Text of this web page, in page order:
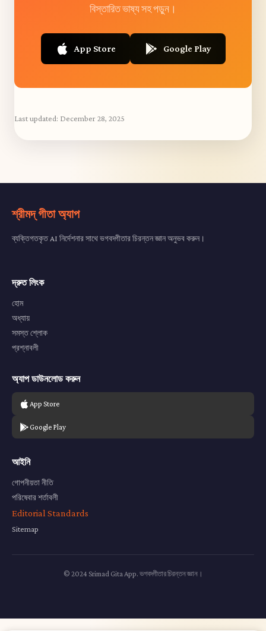
বিস্তারিত ভাষ্য সহ পড়ুন।
App Store Google Play
Last updated: December 28, 2025
শ্রীমদ্ গীতা অ্যাপ
ব্যক্তিগতকৃত AI নির্দেশনার সাথে ভগবদ্গীতার চিরন্তন জ্ঞান অনুভব করুন।
দ্রুত লিংক
হোম
অধ্যায়
সমস্ত শ্লোক
প্রশ্নাবলী
অ্যাপ ডাউনলোড করুন
App Store
Google Play
আইনি
গোপনীয়তা নীতি
পরিষেবার শর্তাবলী
Editorial Standards
Sitemap
© 2024 Srimad Gita App. ভগবদ্গীতার চিরন্তন জ্ঞান।